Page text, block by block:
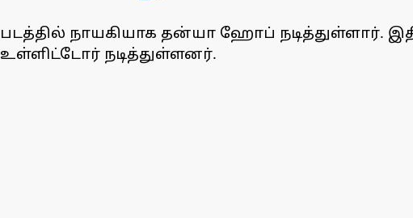
படத்தில் நாயகியாக தன்யா ஹோப் நடித்துள்ளார்.
நடித்துள்ளனர்.